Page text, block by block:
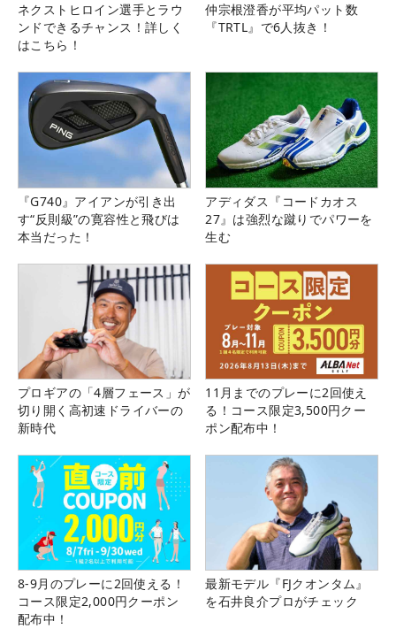
ネクストヒロイン選手とラウ
ンドできるチャンス！詳しく
はこちら！
仲宗根澄香が平均パット数
『TRTL』で6人抜き！
『G740』アイアンが引き出
す“反則級”の寛容性と飛びは
本当だった！
アディダス『コードカオス
27』は強烈な蹴りでパワーを
生む
プロギアの「4層フェース」が
切り開く高初速ドライバーの
新時代
11月までのプレーに2回使え
る！コース限定3,500円クー
ポン配布中！
8-9月のプレーに2回使える！
コース限定2,000円クーポン
配布中！
最新モデル『FJクオンタム』
を石井良介プロがチェック